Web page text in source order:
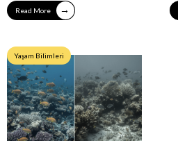
Read More →
Yaşam Bilimleri